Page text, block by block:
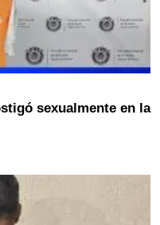
sexualmente en la